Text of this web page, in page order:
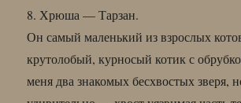
8. Хрюша — Тарзан.
Он самый маленький из взрослых
крутолобый, курносый котик с
меня два знакомых бесхвостых зверя,